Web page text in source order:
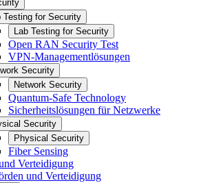
Testing for Security
Lab Testing for Security
Open RAN Security Test
VPN-Managementlösungen
Security
Network Security
Quantum-Safe Technology
Sicherheitslösungen für Netzwerke
Security
Physical Security
Fiber Sensing
Verteidigung
und Verteidigung